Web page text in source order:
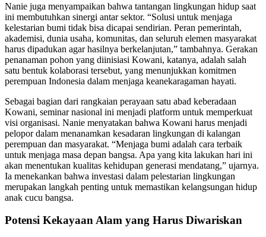
Nanie juga menyampaikan bahwa tantangan lingkungan hidup saat
ini membutuhkan sinergi antar sektor. “Solusi untuk menjaga
kelestarian bumi tidak bisa dicapai sendirian. Peran pemerintah,
akademisi, dunia usaha, komunitas, dan seluruh elemen masyarakat
harus dipadukan agar hasilnya berkelanjutan,” tambahnya. Gerakan
penanaman pohon yang diinisiasi Kowani, katanya, adalah salah
satu bentuk kolaborasi tersebut, yang menunjukkan komitmen
perempuan Indonesia dalam menjaga keanekaragaman hayati.
Sebagai bagian dari rangkaian perayaan satu abad keberadaan
Kowani, seminar nasional ini menjadi platform untuk memperkuat
visi organisasi. Nanie menyatakan bahwa Kowani harus menjadi
pelopor dalam menanamkan kesadaran lingkungan di kalangan
perempuan dan masyarakat. “Menjaga bumi adalah cara terbaik
untuk menjaga masa depan bangsa. Apa yang kita lakukan hari ini
akan menentukan kualitas kehidupan generasi mendatang,” ujarnya.
Ia menekankan bahwa investasi dalam pelestarian lingkungan
merupakan langkah penting untuk memastikan kelangsungan hidup
anak cucu bangsa.
Potensi Kekayaan Alam yang Harus Diwariskan